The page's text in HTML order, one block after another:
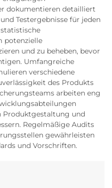
dokumentieren detailliert
Testergebnisse für jeden
potenzielle
und zu beheben, bevor
Umfangreiche
verschiedene
des Produkts
arbeiten eng
Produktgestaltung und
Regelmäßige Audits
gewährleisten
und Vorschriften.